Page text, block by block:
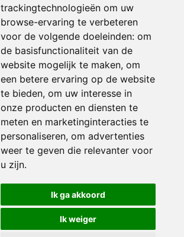
trackingtechnologieën om uw
browse-ervaring te verbeteren
voor de volgende doeleinden: om
de basisfunctionaliteit van de
website mogelijk te maken, om
een betere ervaring op de website
te bieden, om uw interesse in
onze producten en diensten te
meten en marketinginteracties te
personaliseren, om advertenties
weer te geven die relevanter voor
u zijn.
Ik ga akkoord
Ik weiger